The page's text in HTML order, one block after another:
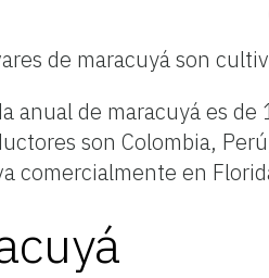
de maracuyá son
anual de maracuyá es
son Colombia,
comercialmente en